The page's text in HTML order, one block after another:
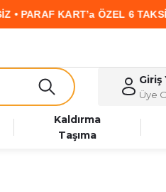
6 TAKSİT AVANTAJI •
Giriş
Üye
Kaldırma
Taşıma